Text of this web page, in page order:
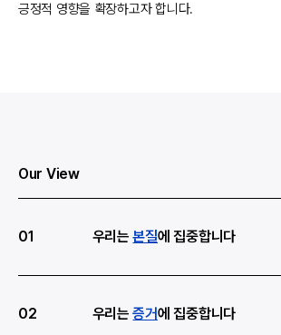
긍정적 영향을 확장하고자 합니다.
Our View
01 우리는본질에 집중합니다
(Gap)을 말합니다. 이러한 간극을 좁
02 우리는증거에 집중합니다